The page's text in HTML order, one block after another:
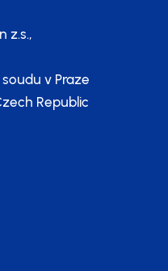
z.s.,
v Praze
Republic